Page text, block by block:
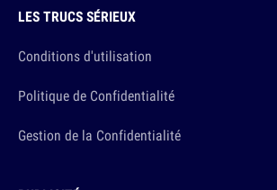
LES TRUCS SÉRIEUX
Conditions d'utilisation
Politique de Confidentialité
Gestion de la Confidentialité